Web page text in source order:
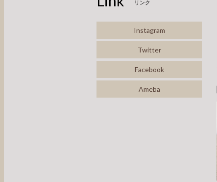
リンク
Instagram
Twitter
Facebook
Ameba